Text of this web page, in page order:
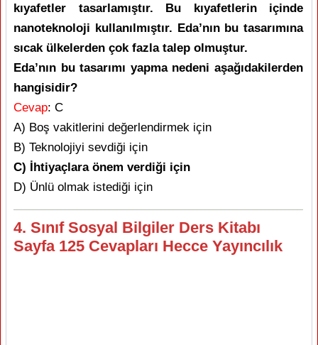
kıyafetler tasarlamıştır. Bu kıyafetlerin içinde
nanoteknoloji kullanılmıştır. Eda’nın bu tasarımına
sıcak ülkelerden çok fazla talep olmuştur.
Eda’nın bu tasarımı yapma nedeni aşağıdakilerden
hangisidir?
Cevap: C
A) Boş vakitlerini değerlendirmek için
B) Teknolojiyi sevdiği için
C) İhtiyaçlara önem verdiği için
D) Ünlü olmak istediği için
4. Sınıf Sosyal Bilgiler Ders Kitabı
Sayfa 125 Cevapları Hecce Yayıncılık